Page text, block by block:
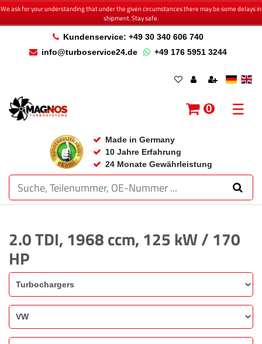
We ask for your understanding that under the given circumstances there may be some delays in
shipment. Stay safe.
Kundenservice: +49 30 340 606 740
info@turboservice24.de
+49 176 5951 3244
Made in Germany
10 Jahre Erfahrung
24 Monate Gewährleistung
0 ☰
2.0 TDI, 1968 ccm, 125 kW / 170
HP